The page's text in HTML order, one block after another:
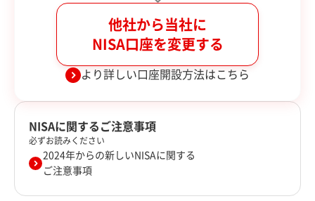
他社から当社に
NISA口座を変更する
より詳しい口座開設方法はこちら
NISAに関するご注意事項
必ずお読みください
2024年からの新しいNISAに関する
ご注意事項